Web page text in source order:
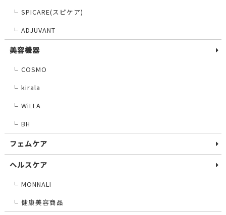
└ SPICARE(スピケア)
└ ADJUVANT
美容機器
└ COSMO
└ kirala
└ WiLLA
└ BH
フェムケア
ヘルスケア
└ MONNALI
└ 健康美容商品